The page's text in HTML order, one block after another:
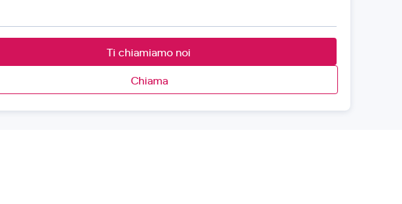
Ti chiamiamo noi
Chiama